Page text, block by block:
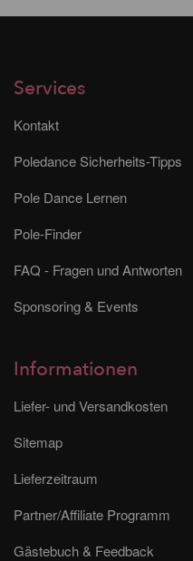
Services
Kontakt
Poledance Sicherheits-Tipps
Pole Dance Lernen
Pole-Finder
FAQ - Fragen und Antworten
Sponsoring & Events
Informationen
Liefer- und Versandkosten
Sitemap
Lieferzeitraum
Partner/Affiliate Programm
Gästebuch & Feedback